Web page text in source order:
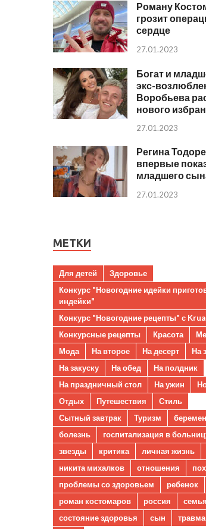
Роману
грозит
сердце
27.01.2023
Богат и
экс-
Воробьева
нового
27.01.2023
Регина
впервые
младшего
27.01.2023
МЕТКИ
Для детей
Здоровье
Конкурс "Новогодние идейки
индейки"
Конкурс "Новогодние рецепты" с
Конкурсные рецепты
Красота
Мода
На второе На десерт
На
На закуску
На обед
На полдник
На праздничный стол
На ужин
Отдых
Путешествия
Стиль
Сытный завтрак
Туризм
болезнь
госпитализация в
звезды
критика личная жизнь
никита михалков
отношения
проблемы со здоровьем
ребенок
роман костомаров
россия семья
состояние здоровья
сын травма